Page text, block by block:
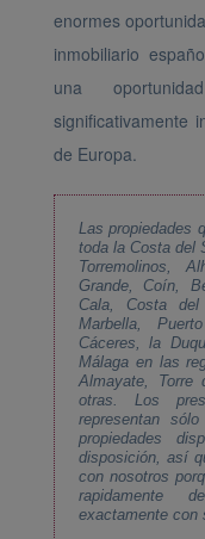
enormes
inmobiliario
una
significativamente
de Europa.
Las propiedades
toda la Costa del
Torremolinos,
Grande, Coín,
Cala, Costa del
Marbella,
Cáceres, la
Málaga en las
Almayate, Torre
otras. Los
representan
propiedades
disposición, así
con nosotros
rapidamente
exactamente con